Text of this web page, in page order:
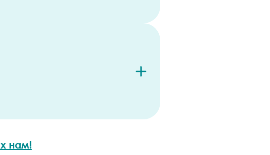
нам!